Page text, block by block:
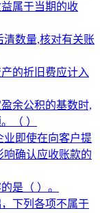
属于当期的收
清数量,核对有关账
的折旧费应计入
余公积的基数时,
（ ）
业即使在向客户提
确认应收账款的
是（ ）。
下列各项不属于